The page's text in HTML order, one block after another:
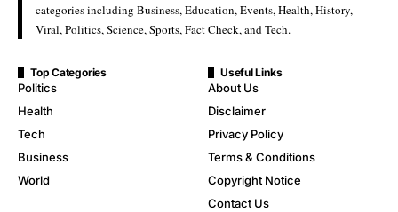
categories including Business, Education, Events, Health, History,
Viral, Politics, Science, Sports, Fact Check, and Tech.
Top Categories
Politics
Health
Tech
Business
World
Useful Links
About Us
Disclaimer
Privacy Policy
Terms & Conditions
Copyright Notice
Contact Us